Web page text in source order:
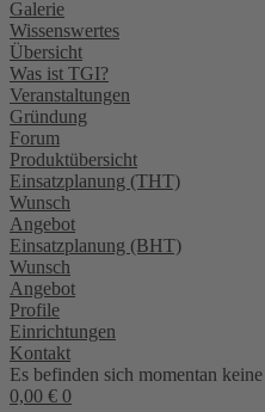
Galerie
Wissenswertes
Übersicht
Was ist TGI?
Veranstaltungen
Gründung
Forum
Produktübersicht
Einsatzplanung (THT)
Wunsch
Angebot
Einsatzplanung (BHT)
Wunsch
Angebot
Profile
Einrichtungen
Kontakt
Es befinden sich momentan
0,00 € 0